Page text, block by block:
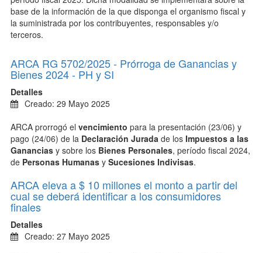
base de la información de la que disponga el organismo fiscal y
la suministrada por los contribuyentes, responsables y/o
terceros.
ARCA RG 5702/2025 - Prórroga de Ganancias y
Bienes 2024 - PH y SI
Detalles
Creado: 29 Mayo 2025
ARCA prorrogó el vencimiento para la presentación (23/06) y
pago (24/06) de la Declaración Jurada de los Impuestos a las
Ganancias y sobre los Bienes Personales, período fiscal 2024,
de Personas Humanas y Sucesiones Indivisas.
ARCA eleva a $ 10 millones el monto a partir del
cual se deberá identificar a los consumidores
finales
Detalles
Creado: 27 Mayo 2025